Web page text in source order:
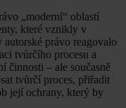
„moderní“ oblastí
které vznikly v
právo reagovalo
tvůrčího procesu a
činnosti – ale současně
tvůrčí proces, přiřadit
její ochrany, který by